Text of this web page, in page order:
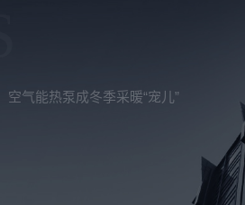
空气能热泵成冬季采暖“宠儿”